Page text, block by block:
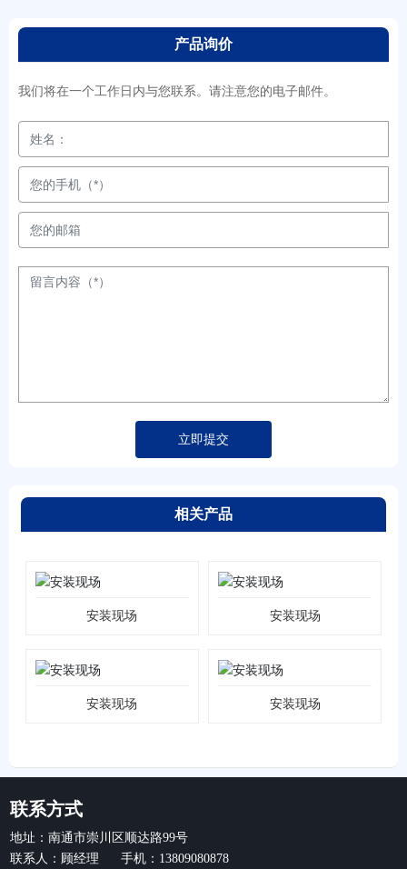
产品询价
我们将在一个工作日内与您联系。请注意您的电子邮件。
立即提交
相关产品
安装现场 安装现场
安装现场 安装现场
联系方式
地址：南通市崇川区顺达路99号
联系人：顾经理 手机：13809080878